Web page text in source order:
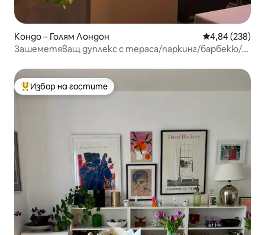
Кондо – Голям Лондон Средна
4,84 (238)
Зашеметяващ дуплекс с тераса/паркинг/барбекю/3
Най-популярен избор на гостите
Избор на гостите